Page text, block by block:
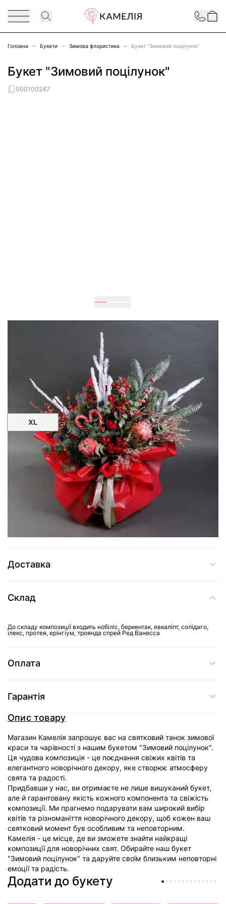
Contact
Головна Букети Зимова флористика Букет "Зимовий поцілунок"
Букет "Зимовий поцілунок"
000100247
Розмір:
XL
4 669 грн
Додати до кошика
Купити в один клік
Доставка
Склад
До складу композиції входить нобіліс, беркентак, евкаліпт, солідаго,
ілекс, протея, ерінгіум, троянда спрей Ред Ванесса
Оплата
Гарантія
Опис товару
Магазин Камелія запрошує вас на святковий танок зимової
краси та чарівності з нашим букетом "Зимовий поцілунок".
Ця чудова композиція - це поєднання свіжих квітів та
елегантного новорічного декору, яке створює атмосферу
свята та радості.
Придбавши у нас, ви отримаєте не лише вишуканий букет,
але й гарантовану якість кожного компонента та свіжість
композиції. Ми прагнемо подарувати вам широкий вибір
квітів та різноманіття новорічного декору, щоб кожен ваш
святковий момент був особливим та неповторним.
Камелія - це місце, де ви зможете знайти найкращі
композиції для новорічних свят. Обирайте наш букет
"Зимовий поцілунок" та даруйте своїм близьким неповторні
емоції та радість.
Додати до букету